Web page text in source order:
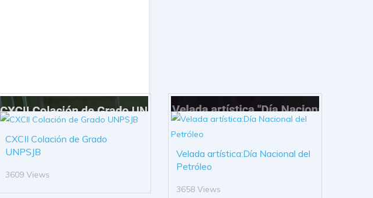
CXCII Colación de Grado
UNPSJB
3609 Views
Velada artística:Día Nacional del
Petróleo
3658 Views